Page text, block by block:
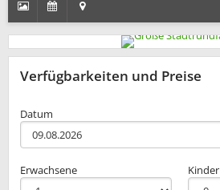
Verfügbarkeiten und Preise
Datum
Erwachsene Kinder